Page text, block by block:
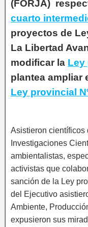
(FORJA)
cuarto
proyectos de
La Libertad
modificar la Ley
plantea ampliar
Ley provincial
Asistieron científicos
Investigaciones
ambientalistas,
activistas que
sanción de la Ley
del Ejecutivo
Ambiente,
expusieron sus